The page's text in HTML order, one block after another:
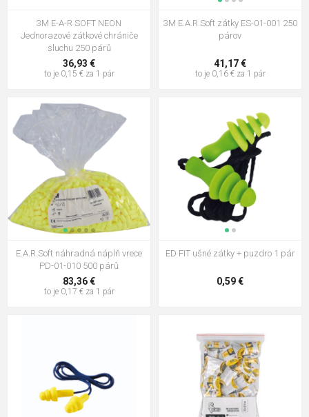
3M E-A-R SOFT NEON
Jednorazové zátkové chrániče
sluchu 250 párů
36,93 €
to je 0,15 € za 1 pár
3M E.A.R.Soft zátky ES-01-001 250
párov
41,17 €
to je 0,16 € za 1 pár
E.A.R.Soft náhradná náplň vrece
PD-01-010 500 párů
83,36 €
to je 0,17 € za 1 pár
ED FIT ušné zátky + puzdro 1 pár
0,59 €